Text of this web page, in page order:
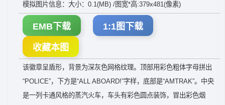
模拟图片信息：大小：0.1(MB) /图宽*高:379x481(像素)
EMB下载 1:1图下载
收藏本图
该徽章呈盾形，背景为深灰色网格纹理。顶部用彩色粗体字母拼出
“POLICE”，下方是“ALL ABOARD!”字样，底部是“AMTRAK”。中央
是一列卡通风格的蒸汽火车，车头有彩色圆点装饰，冒出彩色烟